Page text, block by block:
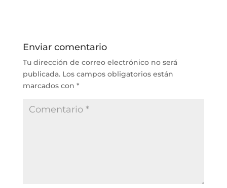
Enviar comentario
Tu dirección de correo electrónico no será
publicada. Los campos obligatorios están
marcados con *